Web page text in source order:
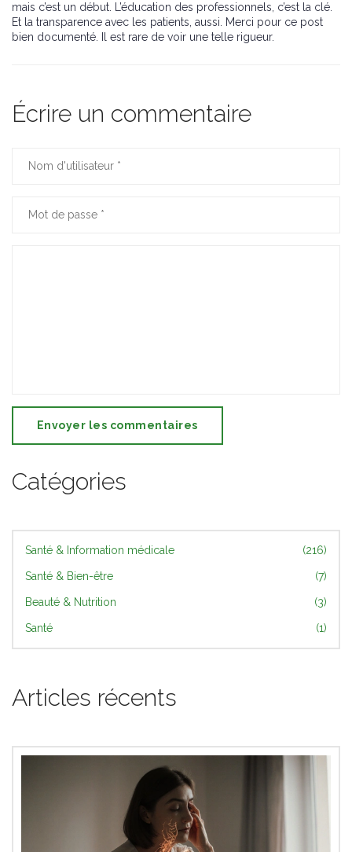
mais c’est un début. L’éducation des professionnels, c’est la clé.
Et la transparence avec les patients, aussi. Merci pour ce post
bien documenté. Il est rare de voir une telle rigueur.
Écrire un commentaire
Envoyer les commentaires
Catégories
Santé & Information médicale (216)
Santé & Bien-être (7)
Beauté & Nutrition (3)
Santé (1)
Articles récents